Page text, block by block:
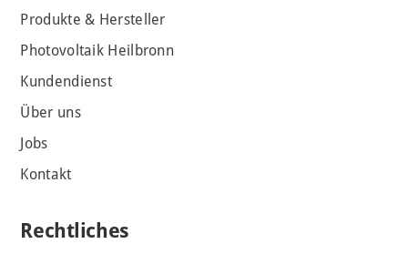
Produkte & Hersteller
Photovoltaik Heilbronn
Kundendienst
Über uns
Jobs
Kontakt
Rechtliches